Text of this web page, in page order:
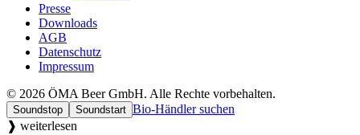
Presse
Downloads
AGB
Datenschutz
Impressum
© 2026 ÖMA Beer GmbH. Alle Rechte vorbehalten.
Soundstop Soundstart Bio-Händler suchen
❱ weiterlesen